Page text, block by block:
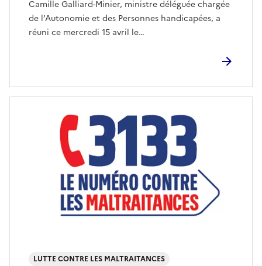
Camille Galliard-Minier, ministre déléguée chargée
de l’Autonomie et des Personnes handicapées, a
réuni ce mercredi 15 avril le…
LUTTE CONTRE LES MALTRAITANCES